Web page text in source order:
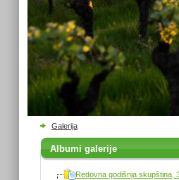
Galerija
Albumi galerije
Redovna godišnja skupština,